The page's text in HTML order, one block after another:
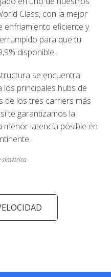
Class, con la mejor
enfriamiento eficiente y
para que tu
disponible.
se encuentra
principales hubs de
de los tres carriers más
te garantizamos la
menor latencia posible en
simétrica